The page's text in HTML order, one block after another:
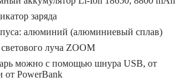
заряда
алюминий (алюминиевый сплав)
луча ZOOM
можно с помощью шнура USB, от
от PowerBank